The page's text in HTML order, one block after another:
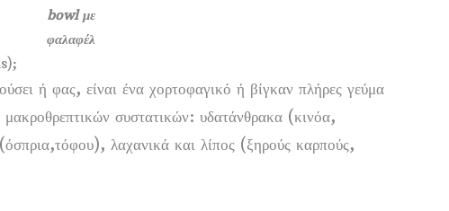
bowl με
φαλαφέλ
ή φας, είναι ένα χορτοφαγικό ή βίγκαν πλήρες γεύμα
μακροθρεπτικών συστατικών: υδατάνθρακα (κινόα,
λαχανικά και λίπος (ξηρούς καρπούς,